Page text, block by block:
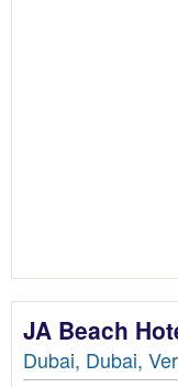
JA Beach
Dubai, Dubai,